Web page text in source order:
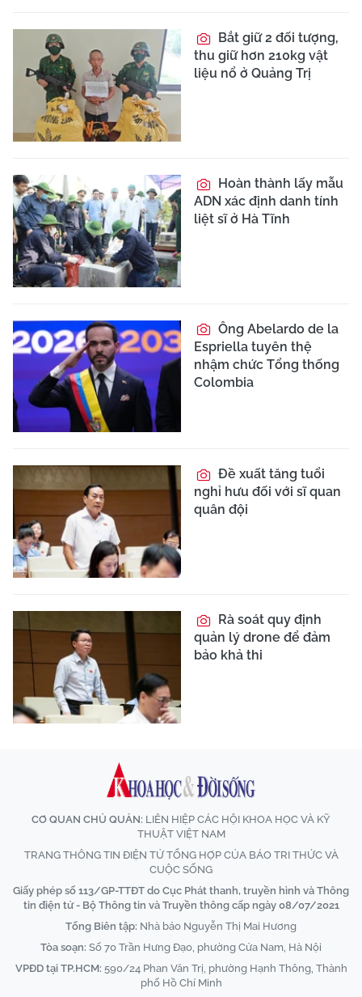
Bắt giữ 2 đối tượng,
thu giữ hơn 210kg vật
liệu nổ ở Quảng Trị
Hoàn thành lấy mẫu
ADN xác định danh tính
liệt sĩ ở Hà Tĩnh
Ông Abelardo de la
Espriella tuyên thệ
nhậm chức Tổng thống
Colombia
Đề xuất tăng tuổi
nghỉ hưu đối với sĩ quan
quân đội
Rà soát quy định
quản lý drone để đảm
bảo khả thi
CƠ QUAN CHỦ QUẢN: LIÊN HIỆP CÁC HỘI KHOA HỌC VÀ KỸ
THUẬT VIỆT NAM
TRANG THÔNG TIN ĐIỆN TỬ TỔNG HỢP CỦA BÁO TRI THỨC VÀ
CUỘC SỐNG
Giấy phép số 113/GP-TTĐT do Cục Phát thanh, truyền hình và Thông
tin điện tử - Bộ Thông tin và Truyền thông cấp ngày 08/07/2021
Tổng Biên tập: Nhà báo Nguyễn Thị Mai Hương
Tòa soạn: Số 70 Trần Hưng Đạo, phường Cửa Nam, Hà Nội
VPĐD tại TP.HCM: 590/24 Phan Văn Trị, phường Hạnh Thông, Thành
phố Hồ Chí Minh